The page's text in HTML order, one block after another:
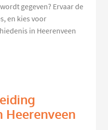
gegeven? Ervaar de
en kies voor
in Heerenveen
Heerenveen